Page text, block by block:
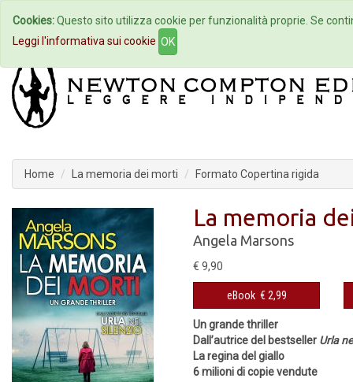
Home Autori Eventi
Home La memoria dei morti Formato Copertina rigida
La memoria
Angela Marsons
€ 9,90
eBook € 2,99
Un grande thriller
Dall’autrice del bestseller Urla
La regina del giallo
6 milioni di copie vendute
Cookies:Questo sito utilizza cookie per funzionalità proprie. Se
Leggi l'informativa sui cookie OK